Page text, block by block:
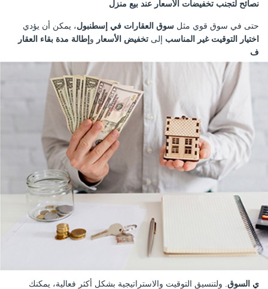
نصائح لتجنب تخفيضات الأسعار عند بيع منزل
حتى في سوق قوي مثل سوق العقارات في إسطنبول، يمكن أن يؤدي
اختيار التوقيت غير المناسب إلى تخفيض الأسعار و إطالة مدة بقاء العقار
ف
ي السوق . ولتنسيق التوقيت والاستراتيجية بشكل أكثر فعالية، يمكنك